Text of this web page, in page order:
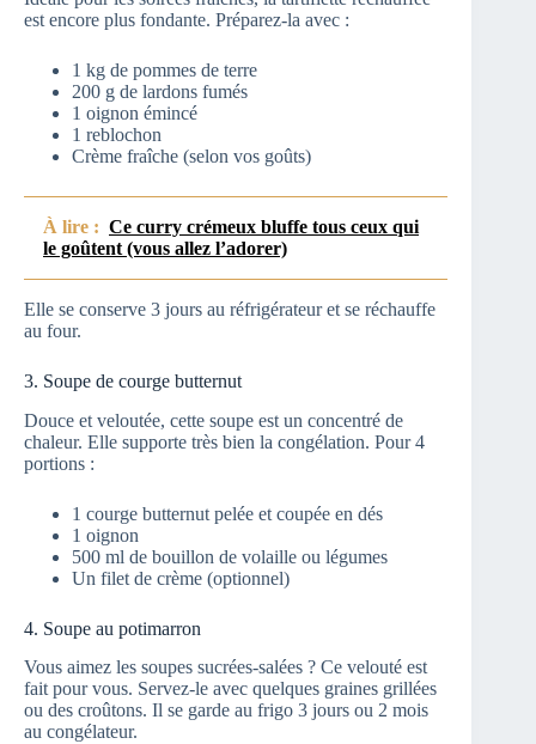
est encore plus fondante. Préparez-la avec :
1 kg de pommes de terre
200 g de lardons fumés
1 oignon émincé
1 reblochon
Crème fraîche (selon vos goûts)
À lire : Ce curry crémeux bluffe tous ceux qui
le goûtent (vous allez l’adorer)
Elle se conserve 3 jours au réfrigérateur et se réchauffe
au four.
3. Soupe de courge butternut
Douce et veloutée, cette soupe est un concentré de
chaleur. Elle supporte très bien la congélation. Pour 4
portions :
1 courge butternut pelée et coupée en dés
1 oignon
500 ml de bouillon de volaille ou légumes
Un filet de crème (optionnel)
4. Soupe au potimarron
Vous aimez les soupes sucrées-salées ? Ce velouté est
fait pour vous. Servez-le avec quelques graines grillées
ou des croûtons. Il se garde au frigo 3 jours ou 2 mois
au congélateur.